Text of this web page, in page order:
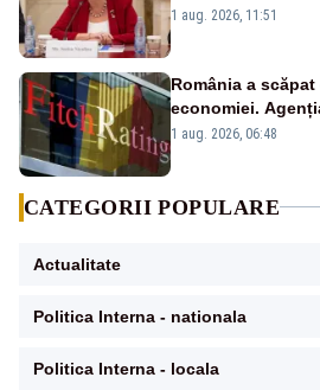
nu este o reușită
1 aug. 2026, 11:51
România a
economiei.
„BBB-” cu
1 aug. 2026, 06:48
CATEGORII POPULARE
Actualitate
Politica Interna - nationala
Politica Interna - locala